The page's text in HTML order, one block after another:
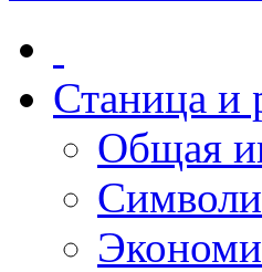
Станица и
Общая